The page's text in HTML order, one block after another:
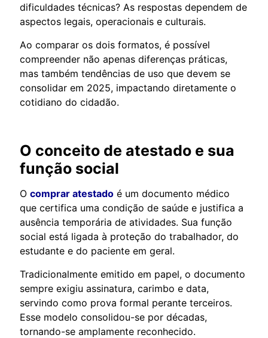
dificuldades técnicas? As respostas dependem de
aspectos legais, operacionais e culturais.
Ao comparar os dois formatos, é possível
compreender não apenas diferenças práticas,
mas também tendências de uso que devem se
consolidar em 2025, impactando diretamente o
cotidiano do cidadão.
O conceito de atestado e sua
função social
O comprar atestado é um documento médico
que certifica uma condição de saúde e justifica a
ausência temporária de atividades. Sua função
social está ligada à proteção do trabalhador, do
estudante e do paciente em geral.
Tradicionalmente emitido em papel, o documento
sempre exigiu assinatura, carimbo e data,
servindo como prova formal perante terceiros.
Esse modelo consolidou-se por décadas,
tornando-se amplamente reconhecido.